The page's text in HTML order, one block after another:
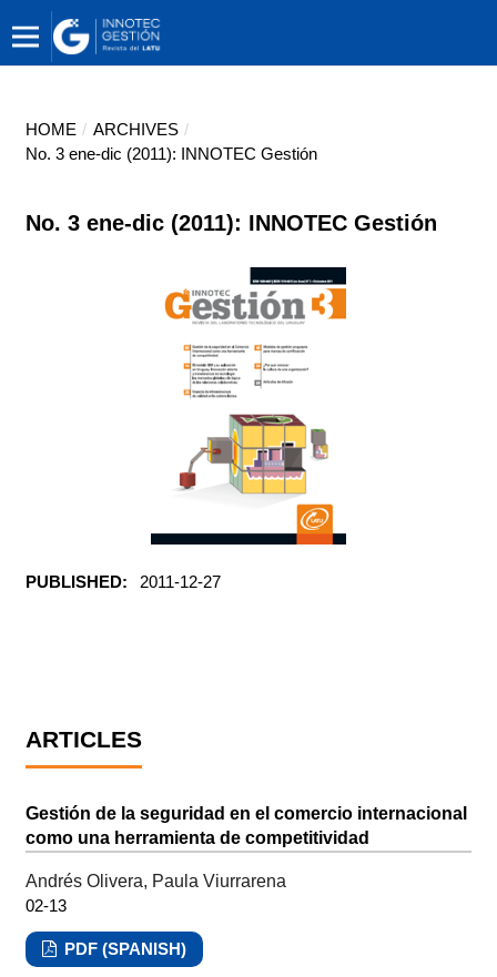
HOME / ARCHIVES /
No. 3 ene-dic (2011): INNOTEC Gestión
No. 3 ene-dic (2011): INNOTEC Gestión
PUBLISHED: 2011-12-27
ARTICLES
Gestión de la seguridad en el comercio internacional
como una herramienta de competitividad
Andrés Olivera, Paula Viurrarena
02-13
PDF (SPANISH)